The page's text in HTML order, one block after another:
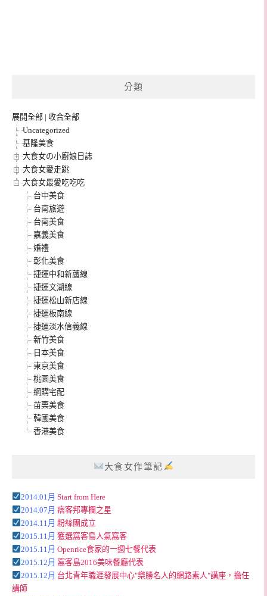
分類
展開全部 | 收合全部
Uncategorized
基隆美食
大食女の小廚娘日誌
大食女愛走跳
大食女最愛吃吃吃
台中美食
台南旅遊
台南美食
嘉義美食
婚禮
彰化美食
捷運中和新蘆線
捷運文湖線
捷運松山新店線
捷運板南線
捷運淡水信義線
新竹美食
日本美食
東京美食
桃園美食
網購宅配
苗栗美食
韓國美食
香港美食
大食女作筆記
2014.01月 Start from Here
2014.07月 痞客邦專欄之星
2014.11月 粉絲團成立
2015.11月 獲選窩客島人氣窩客
2015.11月 Openrice食家的一週七餐代表
2015.12月 窩客島2016美味餐廳代表
2015.12月 台北青年職涯發展中心"樂勝名人的網路素人"講座，擔任
講師